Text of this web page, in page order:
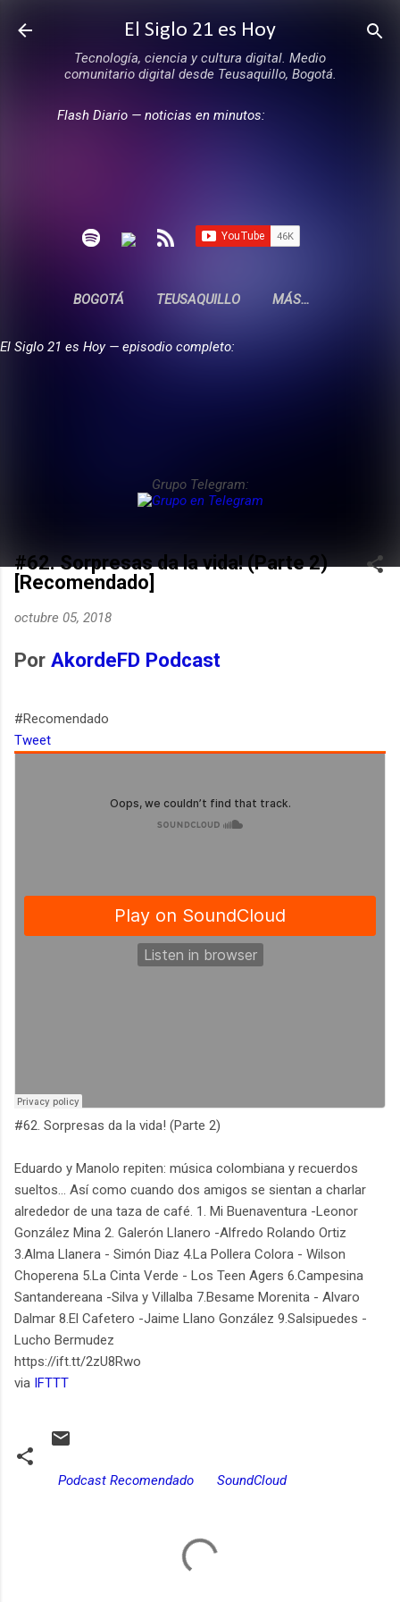
Ir al contenido principal
El Siglo 21 es Hoy
Tecnología, ciencia y cultura digital. Medio
comunitario digital desde Teusaquillo, Bogotá.
Flash Diario — noticias en minutos:
BOGOTÁ TEUSAQUILLO MÁS…
El Siglo 21 es Hoy — episodio completo:
Grupo Telegram:
#62. Sorpresas da la vida! (Parte 2)
[Recomendado]
octubre 05, 2018
Por AkordeFD Podcast
#Recomendado
Tweet
#62. Sorpresas da la vida! (Parte 2)
Eduardo y Manolo repiten: música colombiana y recuerdos
sueltos... Así como cuando dos amigos se sientan a charlar
alrededor de una taza de café. 1. Mi Buenaventura -Leonor
González Mina 2. Galerón Llanero -Alfredo Rolando Ortiz
3.Alma Llanera - Simón Diaz 4.La Pollera Colora - Wilson
Choperena 5.La Cinta Verde - Los Teen Agers 6.Campesina
Santandereana -Silva y Villalba 7.Besame Morenita - Alvaro
Dalmar 8.El Cafetero -Jaime Llano González 9.Salsipuedes -
Lucho Bermudez
https://ift.tt/2zU8Rwo
via IFTTT
Podcast Recomendado SoundCloud